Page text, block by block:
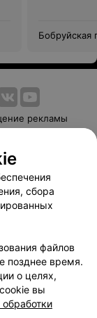
Бобруйская
рекламы
оплаты
сбора
файлов
позднее время.
о целях,
вы